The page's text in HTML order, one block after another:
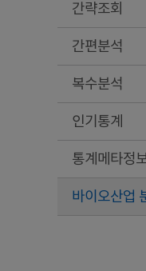
간략조회
간편분석
복수분석
인기통계
통계메타정
바이오산업